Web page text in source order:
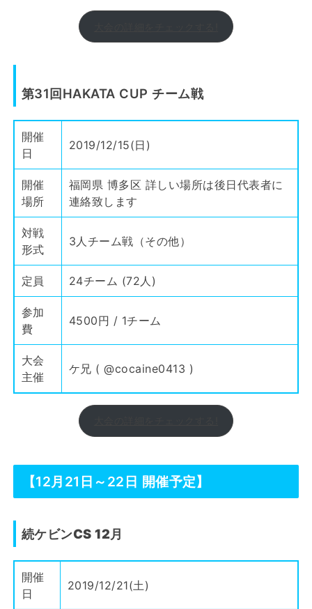
第31回HAKATA CUP チーム戦
開催
日
2019/12/15(日)
開催
場所
福岡県 博多区 詳しい場所は後日代表者に
連絡致します
対戦
形式
3人チーム戦（その他）
定員 24チーム (72人)
参加
費
4500円 / 1チーム
大会
主催
ケ兄 ( @cocaine0413 )
【12月21日～22日 開催予定】
続ケビンCS 12月
開催
日
2019/12/21(土)